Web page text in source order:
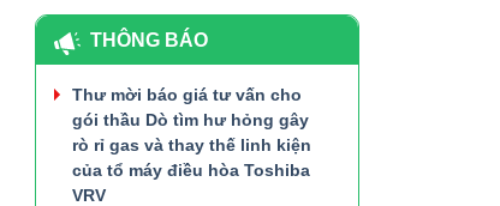
THÔNG BÁO
Thư mời báo giá tư vấn cho
gói thầu Dò tìm hư hỏng gây
rò rỉ gas và thay thế linh kiện
của tổ máy điều hòa Toshiba
VRV